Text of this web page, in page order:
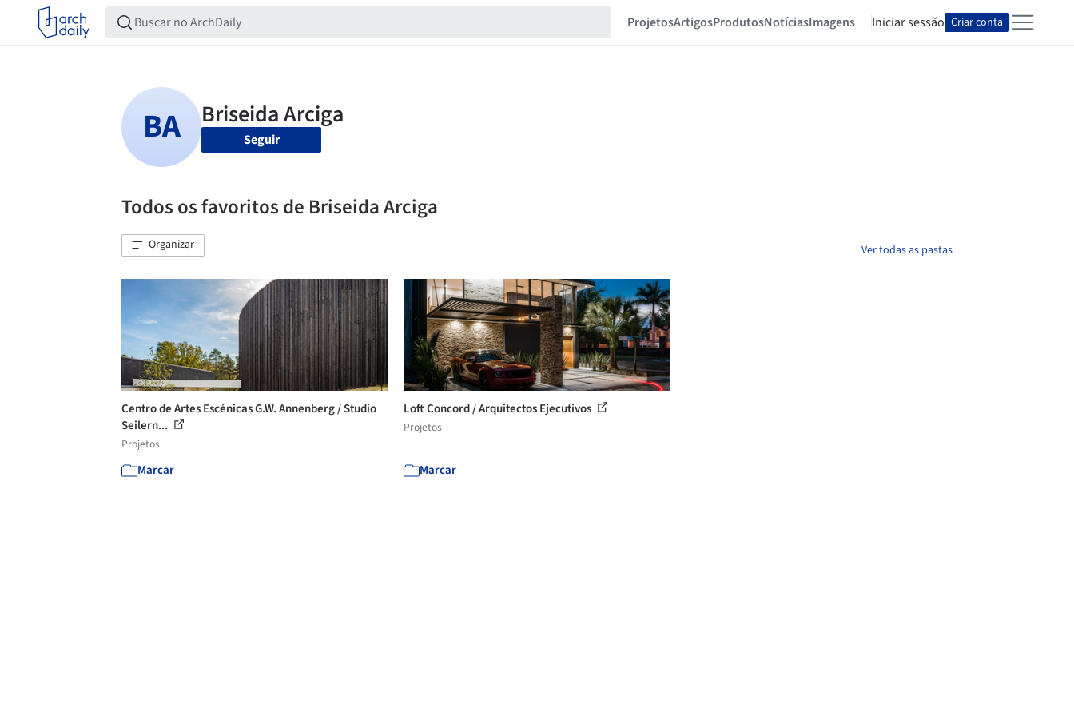
ProjetosArtigosProdutosNotíciasImagens Iniciar sessão Criar conta
Seguir
Todos os favoritos de Briseida Arciga
Organizar Ver todas as pastas
Centro de Artes Escénicas G.W. Annenberg / Studio
Seilern...
Projetos
Marcar
Loft Concord / Arquitectos Ejecutivos
Projetos
Marcar